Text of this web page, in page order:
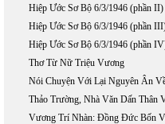
Hiệp Ước Sơ Bộ 6/3/1946 (phần II)
Hiệp Ước Sơ Bộ 6/3/1946 (phần
Hiệp Ước Sơ Bộ 6/3/1946 (phần
Thơ Từ Nữ Triệu Vương
Thảo Trường, Nhà Văn Dấn
Vương Trí Nhàn: Đồng Đức Bốn